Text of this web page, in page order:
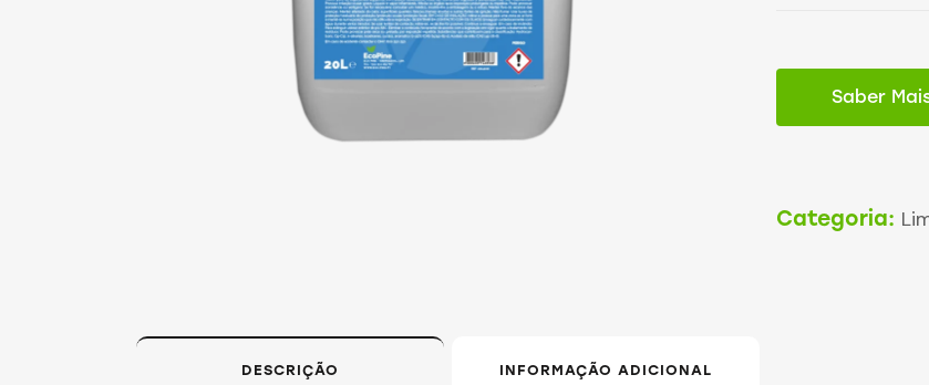
Saber
Categoria:
DESCRIÇÃO INFORMAÇÃO ADICIONAL